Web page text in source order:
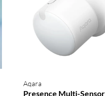
Aqara
Presence Multi-Sensor